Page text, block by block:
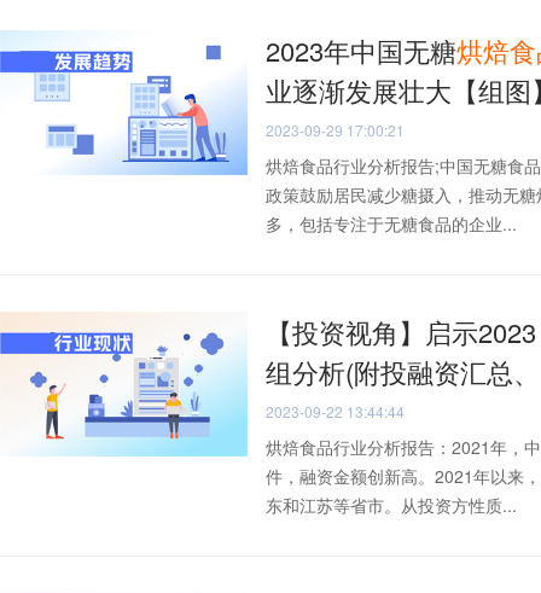
2023年中国无糖烘焙
业逐渐发展壮大【组图
2023-09-29 17:00:21
烘焙食品行业分析报告;中国无糖食
政策鼓励居民减少糖摄入，推动无
多，包括专注于无糖食品的企业...
【投资视角】启示
组分析(附投融资汇总
2023-09-22 13:44:44
烘焙食品行业分析报告：2021年，
件，融资金额创新高。2021年以来
东和江苏等省市。从投资方性质...